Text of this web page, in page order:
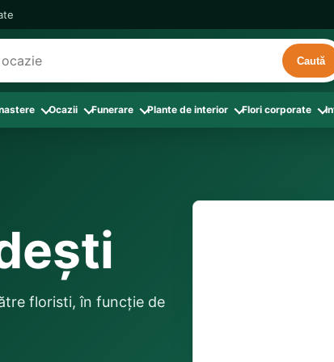
Caută
rosii
Mama
Prieteni
Ocazii
Flori nou-nascut si botez
Flori pentru aniversari
Flori Pur si simplu
Onomastica
Funerare
Buchete funerare
Flori de Luminatie
Plante de interior
flori
Flori corporate
Flori de Florii
Flori de Paste
Flori de primavara
floristi, în funcție de